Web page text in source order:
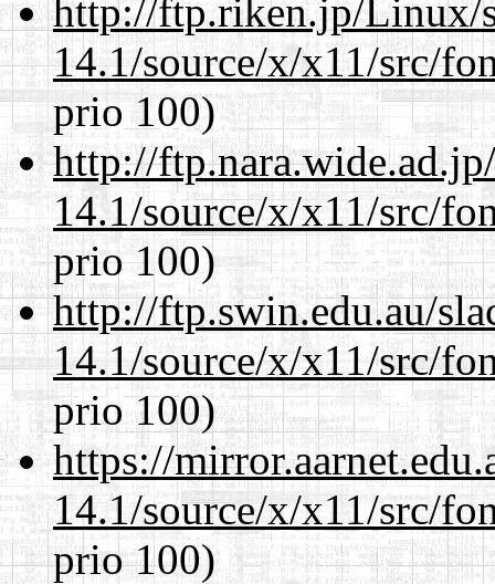
http://ftp.riken.jp/Linux/
14.1/source/x/x11/src/
prio 100)
http://
14.1/source/x/x11/src/
prio 100)
http://ftp.swin.edu.au/
14.1/source/x/x11/src/
prio 100)
https://
14.1/source/x/x11/src/
prio 100)